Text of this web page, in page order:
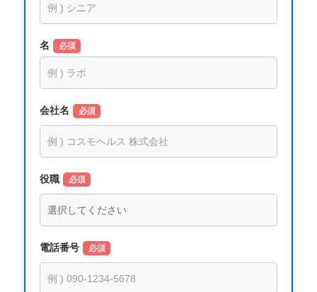
名 必須
会社名 必須
役職 必須
電話番号 必須